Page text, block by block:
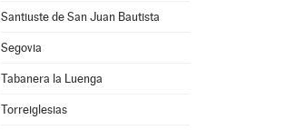
Santiuste de San Juan Bautista
Segovia
Tabanera la Luenga
Torreiglesias